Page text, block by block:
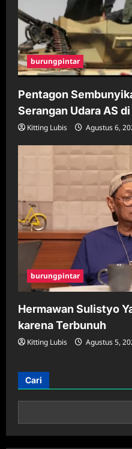
burungpintar
Pentagon
Serangan Udara AS di
Kitting Lubis Agustus 6,
burungpintar
Hermawan Sulistyo
karena Terbunuh
Kitting Lubis Agustus 5,
Cari